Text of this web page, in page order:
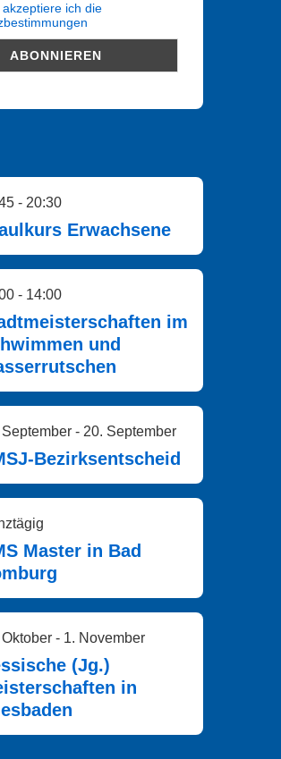
akzeptiere ich die
- 20:30
Erwachsene
- 14:00
im
und
September - 20. September
Bezirksentscheid
Master in Bad
- 1. November
(Jg.)
in